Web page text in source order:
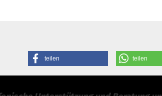
teilen teilen